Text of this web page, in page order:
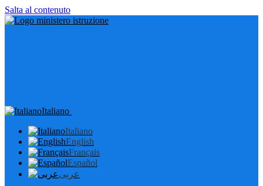
Salta al contenuto
Italiano
Italiano
English
Français
Español
عربى